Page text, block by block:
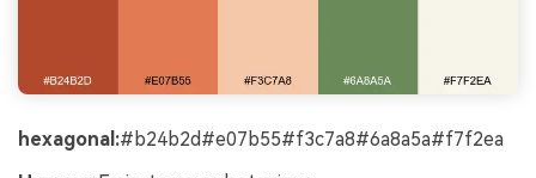
hexagonal:#b24b2d#e07b55#f3c7a8#6a8a5a#f7f2ea